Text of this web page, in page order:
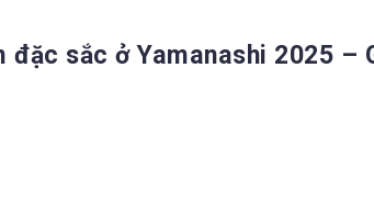
đặc sắc ở Yamanashi 2025 –